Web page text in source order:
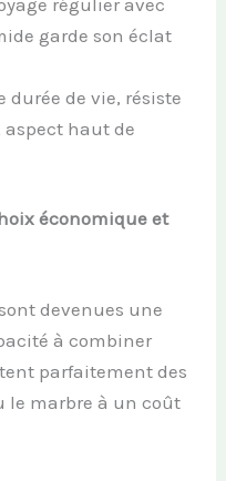
garde son éclat
durée de vie, résiste
haut de
économique et
devenues une
à combiner
parfaitement des
le marbre à un coût